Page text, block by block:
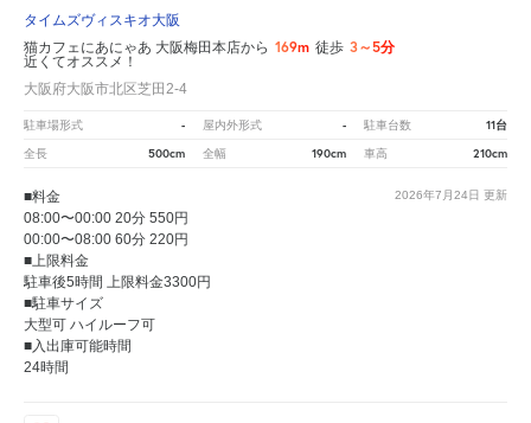
タイムズヴィスキオ大阪
猫カフェにあにゃあ 大阪梅田本店から 169m 徒歩 3～5分
近くてオススメ！
大阪府大阪市北区芝田2-4
駐車場形式 - 屋内外形式 - 駐車台数 11台
全長 500cm 全幅 190cm 車高 210cm
2026年7月24日 更新
■料金
08:00〜00:00 20分 550円
00:00〜08:00 60分 220円
■上限料金
駐車後5時間 上限料金3300円
■駐車サイズ
大型可 ハイルーフ可
■入出庫可能時間
24時間